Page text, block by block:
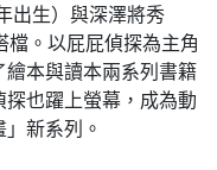
出生）與深澤將秀
檔。以屁屁偵探為主角
本與讀本兩系列書籍
探也躍上螢幕，成為動
新系列。